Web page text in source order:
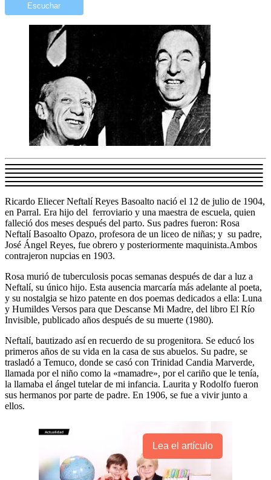
Escuchar
Ricardo Eliecer Neftalí Reyes Basoalto nació el 12 de julio de 1904,
en Parral. Era hijo del ferroviario y una maestra de escuela, quien
falleció dos meses después del parto. Sus padres fueron: Rosa
Neftalí Basoalto Opazo, profesora de un liceo de niñas; y su padre,
José Ángel Reyes, fue obrero y posteriormente maquinista.Ambos
contrajeron nupcias en 1903.
Rosa murió de tuberculosis pocas semanas después de dar a luz a
Neftalí, su único hijo. Esta ausencia marcaría más adelante al poeta,
y su nostalgia se hizo patente en dos poemas dedicados a ella: Luna
y Humildes Versos para que Descanse Mi Madre, del libro El Río
Invisible, publicado años después de su muerte (1980).
Neftalí, bautizado así en recuerdo de su progenitora. Se educó los
primeros años de su vida en la casa de sus abuelos. Su padre, se
trasladó a Temuco, donde se casó con Trinidad Candia Marverde,
llamada por el niño como la «mamadre», por el cariño que le tenía,
la llamaba el ángel tutelar de mi infancia. Laurita y Rodolfo fueron
sus hermanos por parte de padre. En 1906, se fue a vivir junto a
ellos.
Lea el artículo